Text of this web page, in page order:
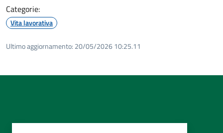
Categorie:
Vita lavorativa
Ultimo aggiornamento: 20/05/2026 10:25.11